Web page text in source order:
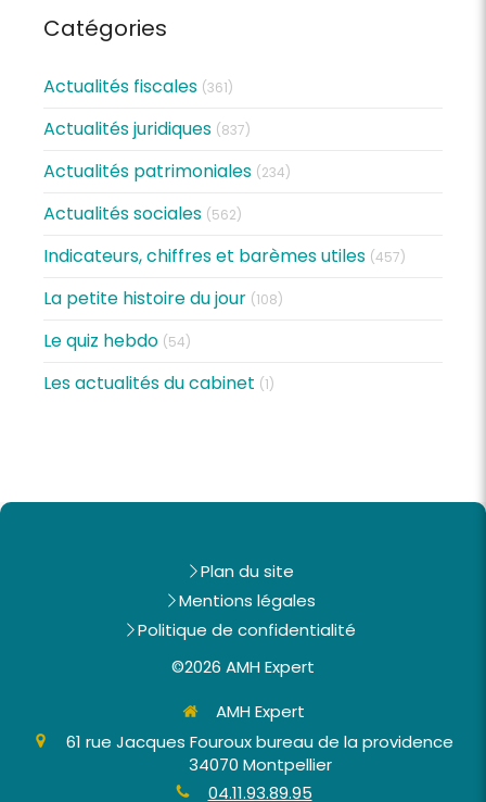
Catégories
Actualités fiscales (361)
Actualités juridiques (837)
Actualités patrimoniales (234)
Actualités sociales (562)
Indicateurs, chiffres et barèmes utiles (457)
La petite histoire du jour (108)
Le quiz hebdo (54)
Les actualités du cabinet (1)
Plan du site
Mentions légales
Politique de confidentialité
©2026 AMH Expert
AMH Expert
61 rue Jacques Fouroux bureau de la providence
34070 Montpellier
04.11.93.89.95